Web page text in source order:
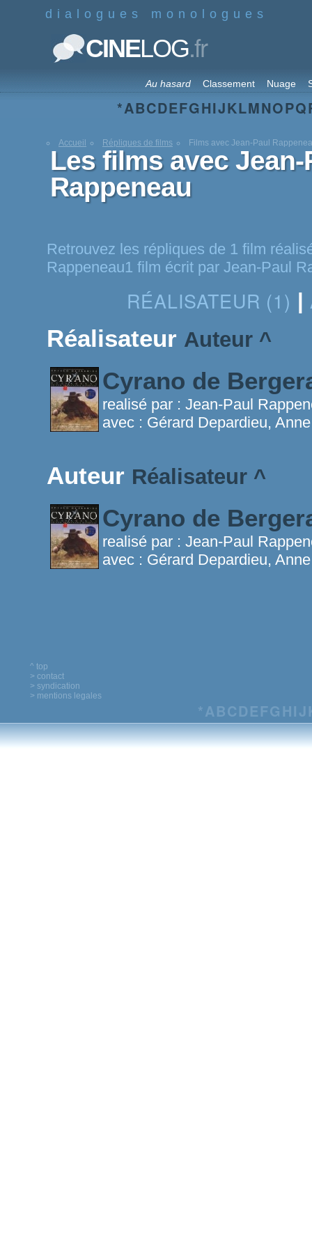
dialogues monologues
CINELOG.fr
Au hasard Classement Nuage
*ABCDEFGHIJKLMNOPQ
Accueil Répliques de films Films avec Jean-Paul
Les films avec Jean-
Rappeneau
Retrouvez les répliques de 1 film
Rappeneau1 film écrit par Jean-Paul
RÉALISATEUR (1)
Réalisateur Auteur ^
Cyrano de
realisé par : Jean-Paul
avec : Gérard Depardieu,
Auteur Réalisateur ^
Cyrano de
realisé par : Jean-Paul
avec : Gérard Depardieu,
^ top
> contact
> syndication
> mentions legales
*ABCDEFG HIJ